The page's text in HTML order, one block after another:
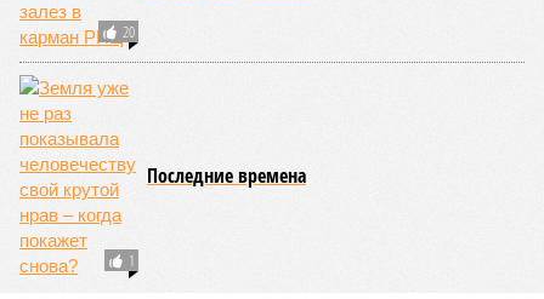
ежегодной реальностью на фоне глобального потепления,
год за годом их будет всё больше, и здесь уже среди
прочего в большой опасности Европа. Небывалая жара,
зафиксированная в этом и прошлом годах в Италии и во
Франции, тому лучшее подтверждение.
Есть в перечне A-Z Animals и экзотика, впрочем, не менее
смертоносная. Это, в частности, «лимнические
извержения», о которых мало кто слышал. Речь идёт о
явлениях, когда большое количество углекислого газа
внезапно вырывается из глубин озёр, образуя невидимое
удушающее газовое облако, которое безжалостно убивает